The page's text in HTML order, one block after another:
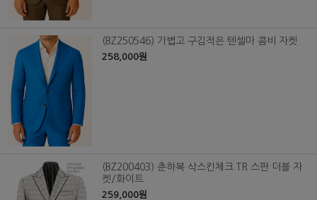
(BZ250546) 가볍고 구김적은 텐셀마 콤비 자켓
258,000원
(BZ200403) 춘하복 삭스킨체크 TR 스판 더블 자
켓/화이트
259,000원